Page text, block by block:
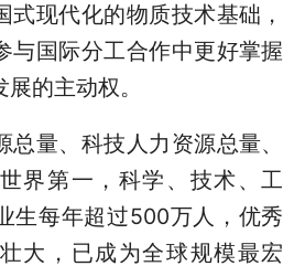
式现代化的物质技术基础，
与国际分工合作中更好掌握
的主动权。
量、科技人力资源总量、
界第一，科学、技术、工
生每年超过500万人，优秀
大，已成为全球规模最宏